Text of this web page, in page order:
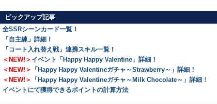
ピックアップ記事
全SSRシーンカード一覧！
「自主練」詳細！
「コート入れ替え戦」連携スキル一覧！
＜NEW!＞ イベント「Happy Happy Valentine」詳細！
＜NEW!＞
「Happy Happy Valentineガチャ～Strawberry～」詳細！
＜NEW!＞
「Happy Happy Valentineガチャ～Milk Chocolate～」詳細！
イベントにて獲得できるポイントの計算方法